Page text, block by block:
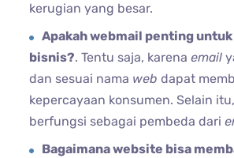
kerugian yang besar.
Apakah webmail penting
bisnis?. Tentu saja, karenaemail
dan sesuai nama webdapat
kepercayaan konsumen. Selain itu,
berfungsi sebagai pembeda dari
Bagaimana website bisa